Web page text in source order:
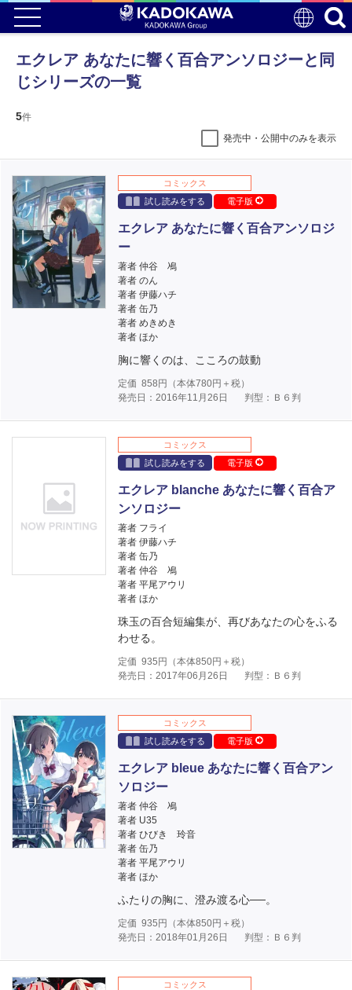
エクレア あなたに響く百合アンソロジーと同
じシリーズの一覧
5件
発売中・公開中のみを表示
コミックス
試し読みをする
電子版
エクレア あなたに響く百合アンソロジ
ー
著者 仲谷 鳰
著者 のん
著者 伊藤ハチ
著者 缶乃
著者 めきめき
著者 ほか
胸に響くのは、こころの鼓動
定価 858 円（本体780円＋税）
発売日：2016年11月26日
判型：Ｂ６判
コミックス
試し読みをする
電子版
エクレア blanche あなたに響く百合ア
ンソロジー
著者 フライ
著者 伊藤ハチ
著者 缶乃
著者 仲谷 鳰
著者 平尾アウリ
著者 ほか
珠玉の百合短編集が、再びあなたの心をふる
わせる。
定価 935 円（本体850円＋税）
発売日：2017年06月26日
判型：Ｂ６判
コミックス
試し読みをする
電子版
エクレア bleue あなたに響く百合アン
ソロジー
著者 仲谷 鳰
著者 U35
著者 ひびき 玲音
著者 缶乃
著者 平尾アウリ
著者 ほか
ふたりの胸に、澄み渡る心──。
定価 935 円（本体850円＋税）
発売日：2018年01月26日
判型：Ｂ６判
コミックス